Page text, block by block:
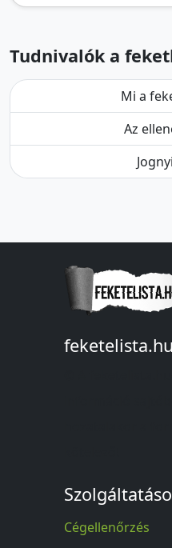
Tudnivalók a
Mi a
Az
feketelista.hu
Cégellenőrzés